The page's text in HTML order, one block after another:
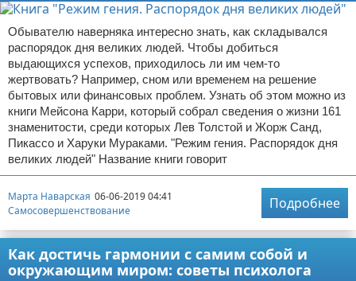
Обывателю наверняка интересно знать, как складывался
распорядок дня великих людей. Чтобы добиться
выдающихся успехов, приходилось ли им чем-то
жертвовать? Например, сном или временем на решение
бытовых или финансовых проблем. Узнать об этом можно из
книги Мейсона Карри, который собрал сведения о жизни 161
знаменитости, среди которых Лев Толстой и Жорж Санд,
Пикассо и Харуки Мураками. "Режим гения. Распорядок дня
великих людей" Название книги говорит
Марта Наварская 06-06-2019 04:41
Самосовершенствование
Подробнее
Как достичь гармонии с самим собой и
окружающим миром: советы психолога